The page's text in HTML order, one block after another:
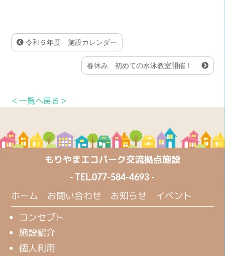
令和６年度 施設カレンダー
春休み 初めての水泳教室開催！
＜一覧へ戻る＞
もりやまエコパーク交流拠点施設
- TEL.077-584-4693 -
ホーム お問い合わせ お知らせ イベント
コンセプト
施設紹介
個人利用